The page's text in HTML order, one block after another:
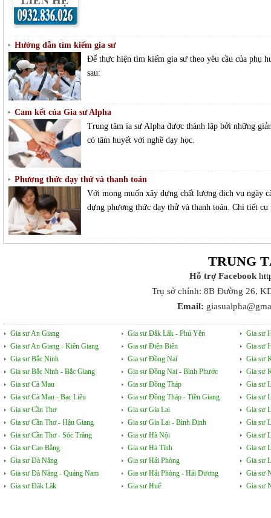
Hướng dẫn tìm kiếm gia sư
Để thực hiện tìm kiếm gia sư theo yêu cầu của phụ
sau:
Cam kết của Gia sư Alpha
Trung tâm ia sư Alpha được thành lập bởi những
có tâm huyết với nghề dạy học.
Phương thức dạy thử và thanh toán
Với mong muốn xây dựng chất lượng dịch vụ ngày
dựng phương thức dạy thử và thanh toán. Chi tiết cụ
TRUNG
Hỗ trợ Facebook
Trụ sở chính: 8B Đường 26,
Email:
Gia sư An Giang
Gia sư An Giang - Kiên Giang
Gia sư Bắc Ninh
Gia sư Bắc Ninh - Bắc Giang
Gia sư Cà Mau
Gia sư Cà Mau - Bạc Liêu
Gia sư Cần Thơ
Gia sư Cần Thơ - Hậu Giang
Gia sư Cần Thơ - Sóc Trăng
Gia sư Cao Bằng
Gia sư Đà Nẵng
Gia sư Đà Nẵng - Quảng Nam
Gia sư Đăk Lăk
Gia sư Đắk Lắk - Phú Yên
Gia sư Điện Biên
Gia sư Đồng Nai
Gia sư Đồng Nai - Bình Phước
Gia sư Đồng Tháp
Gia sư Đồng Tháp - Tiền Giang
Gia sư Gia Lai
Gia sư Gia Lai - Bình Định
Gia sư Hà Nội
Gia sư Hà Tĩnh
Gia sư Hải Phòng
Gia sư Hải Phòng - Hải Dương
Gia sư Huế
Gia sư
Gia sư
Gia sư
Gia sư
Gia sư
Gia sư
Gia sư
Gia sư
Gia sư
Gia sư
Gia sư
Gia sư
Gia sư